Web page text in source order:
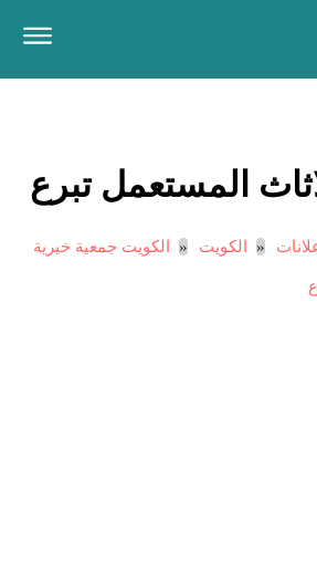
المستعمل تبرع
الكويت الكويت جمعية خيرية